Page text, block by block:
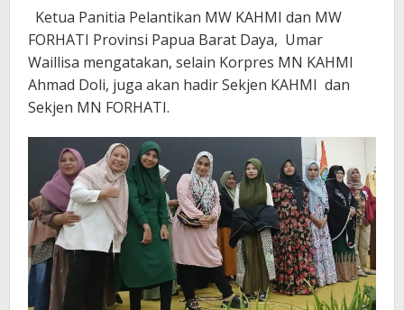
Ketua Panitia Pelantikan MW KAHMI dan MW
FORHATI Provinsi Papua Barat Daya, Umar
Waillisa mengatakan, selain Korpres MN KAHMI
Ahmad Doli, juga akan hadir Sekjen KAHMI dan
Sekjen MN FORHATI.